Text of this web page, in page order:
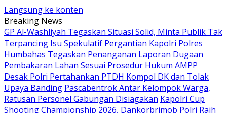
Langsung ke konten
Breaking News
GP Al-Washliyah Tegaskan Situasi Solid, Minta Publik Tak
Terpancing Isu Spekulatif Pergantian Kapolri Polres
Humbahas Tegaskan Penanganan Laporan Dugaan
Pembakaran Lahan Sesuai Prosedur Hukum AMPP
Desak Polri Pertahankan PTDH Kompol DK dan Tolak
Upaya Banding Pascabentrok Antar Kelompok Warga,
Ratusan Personel Gabungan Disiagakan Kapolri Cup
Shooting Championship 2026, Dankorbrimob Polri Raih